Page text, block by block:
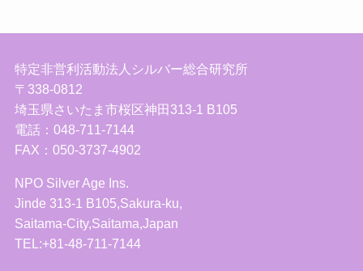
特定非営利活動法人シルバー総合研究所
〒338-0812
埼玉県さいたま市桜区神田313-1 B105
電話：048-711-7144
FAX：050-3737-4902
NPO Silver Age Ins.
Jinde 313-1 B105,Sakura-ku,
Saitama-City,Saitama,Japan
TEL:+81-48-711-7144